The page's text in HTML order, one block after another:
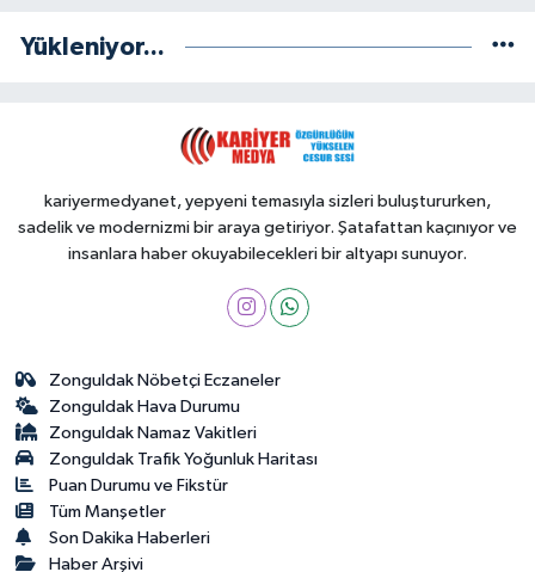
Yükleniyor...
kariyermedyanet, yepyeni temasıyla sizleri buluştururken,
sadelik ve modernizmi bir araya getiriyor. Şatafattan kaçınıyor ve
insanlara haber okuyabilecekleri bir altyapı sunuyor.
Zonguldak Nöbetçi Eczaneler
Zonguldak Hava Durumu
Zonguldak Namaz Vakitleri
Zonguldak Trafik Yoğunluk Haritası
Puan Durumu ve Fikstür
Tüm Manşetler
Son Dakika Haberleri
Haber Arşivi